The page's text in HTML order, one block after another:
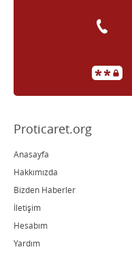
Proticaret.org
Anasayfa
Hakkımızda
Bizden Haberler
İletişim
Hesabım
Yardım